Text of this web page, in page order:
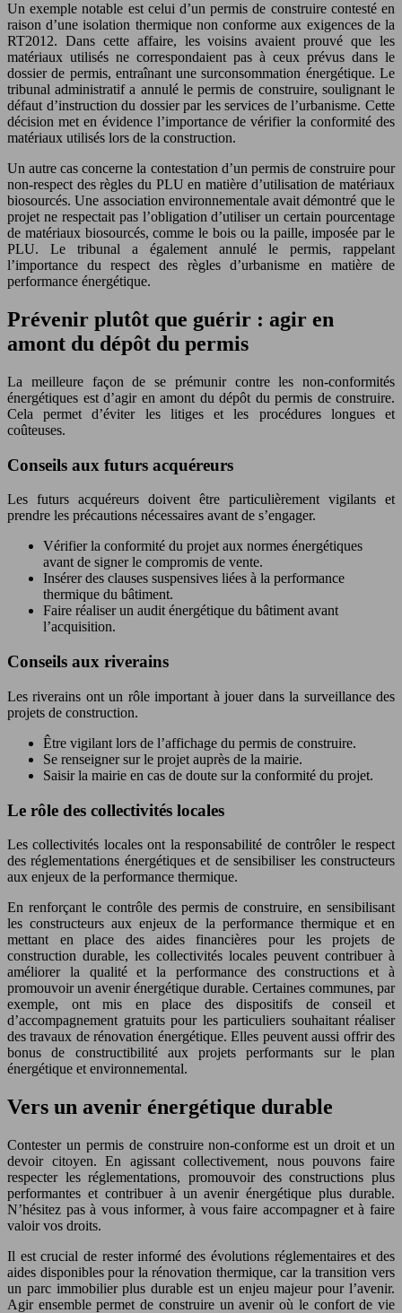
Un exemple notable est celui d’un permis de construire contesté en
raison d’une isolation thermique non conforme aux exigences de la
RT2012. Dans cette affaire, les voisins avaient prouvé que les
matériaux utilisés ne correspondaient pas à ceux prévus dans le
dossier de permis, entraînant une surconsommation énergétique. Le
tribunal administratif a annulé le permis de construire, soulignant le
défaut d’instruction du dossier par les services de l’urbanisme. Cette
décision met en évidence l’importance de vérifier la conformité des
matériaux utilisés lors de la construction.
Un autre cas concerne la contestation d’un permis de construire pour
non-respect des règles du PLU en matière d’utilisation de matériaux
biosourcés. Une association environnementale avait démontré que le
projet ne respectait pas l’obligation d’utiliser un certain pourcentage
de matériaux biosourcés, comme le bois ou la paille, imposée par le
PLU. Le tribunal a également annulé le permis, rappelant
l’importance du respect des règles d’urbanisme en matière de
performance énergétique.
Prévenir plutôt que guérir : agir en
amont du dépôt du permis
La meilleure façon de se prémunir contre les non-conformités
énergétiques est d’agir en amont du dépôt du permis de construire.
Cela permet d’éviter les litiges et les procédures longues et
coûteuses.
Conseils aux futurs acquéreurs
Les futurs acquéreurs doivent être particulièrement vigilants et
prendre les précautions nécessaires avant de s’engager.
Vérifier la conformité du projet aux normes énergétiques
avant de signer le compromis de vente.
Insérer des clauses suspensives liées à la performance
thermique du bâtiment.
Faire réaliser un audit énergétique du bâtiment avant
l’acquisition.
Conseils aux riverains
Les riverains ont un rôle important à jouer dans la surveillance des
projets de construction.
Être vigilant lors de l’affichage du permis de construire.
Se renseigner sur le projet auprès de la mairie.
Saisir la mairie en cas de doute sur la conformité du projet.
Le rôle des collectivités locales
Les collectivités locales ont la responsabilité de contrôler le respect
des réglementations énergétiques et de sensibiliser les constructeurs
aux enjeux de la performance thermique.
En renforçant le contrôle des permis de construire, en sensibilisant
les constructeurs aux enjeux de la performance thermique et en
mettant en place des aides financières pour les projets de
construction durable, les collectivités locales peuvent contribuer à
améliorer la qualité et la performance des constructions et à
promouvoir un avenir énergétique durable. Certaines communes, par
exemple, ont mis en place des dispositifs de conseil et
d’accompagnement gratuits pour les particuliers souhaitant réaliser
des travaux de rénovation énergétique. Elles peuvent aussi offrir des
bonus de constructibilité aux projets performants sur le plan
énergétique et environnemental.
Vers un avenir énergétique durable
Contester un permis de construire non-conforme est un droit et un
devoir citoyen. En agissant collectivement, nous pouvons faire
respecter les réglementations, promouvoir des constructions plus
performantes et contribuer à un avenir énergétique plus durable.
N’hésitez pas à vous informer, à vous faire accompagner et à faire
valoir vos droits.
Il est crucial de rester informé des évolutions réglementaires et des
aides disponibles pour la rénovation thermique, car la transition vers
un parc immobilier plus durable est un enjeu majeur pour l’avenir.
Agir ensemble permet de construire un avenir où le confort de vie